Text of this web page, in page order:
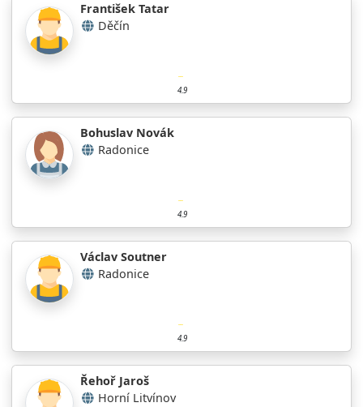
František Tatar
Děčín
4.9
Bohuslav Novák
Radonice
4.9
Václav Soutner
Radonice
4.9
Řehoř Jaroš
Horní Litvínov